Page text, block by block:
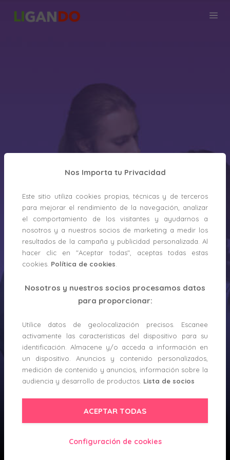
ENTRAR
Nos Importa tu Privacidad
Este sitio utiliza cookies propias, técnicas y de terceros
para mejorar el rendimiento de la navegación, analizar
el comportamiento de los visitantes y ayudarnos a
nosotros y a nuestros socios de marketing a medir los
resultados de la campaña y publicidad personalizada. Al
hacer clic en "Aceptar todas", aceptas todas estas
cookies. Política de cookies
Nosotros y nuestros socios procesamos datos
para proporcionar:
Utilice datos de geolocalización precisos. Escanee
activamente las características del dispositivo para su
identificación. Almacene y/o acceda a información en
un dispositivo. Anuncios y contenido personalizados,
medición de contenido y anuncios, información sobre la
audiencia y desarrollo de productos. Lista de socios
ACEPTAR TODAS
Configuración de cookies